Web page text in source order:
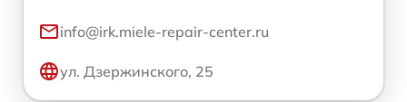
info@irk.miele-repair-center.ru
ул. Дзержинского, 25